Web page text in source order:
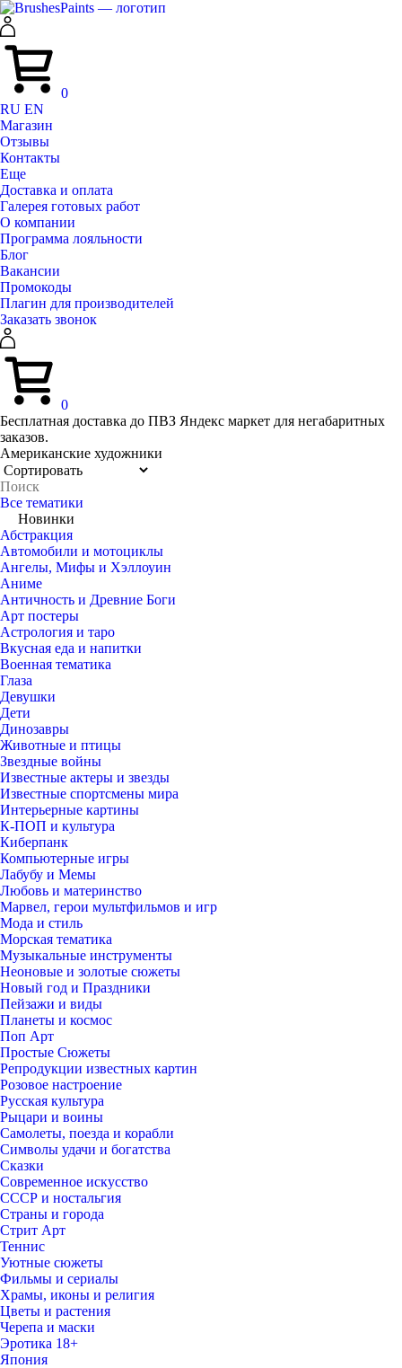
0
RU EN
Магазин
Отзывы
Контакты
Еще
Доставка и оплата
Галерея готовых работ
О компании
Программа лояльности
Блог
Вакансии
Промокоды
Плагин для производителей
Заказать звонок
0
Бесплатная доставка до ПВЗ Яндекс маркет для негабаритных
заказов.
Американские художники
Все тематики
Новинки
Абстракция
Автомобили и мотоциклы
Ангелы, Мифы и Хэллоуин
Аниме
Античность и Древние Боги
Арт постеры
Астрология и таро
Вкусная еда и напитки
Военная тематика
Глаза
Девушки
Дети
Динозавры
Животные и птицы
Звездные войны
Известные актеры и звезды
Известные спортсмены мира
Интерьерные картины
К-ПОП и культура
Киберпанк
Компьютерные игры
Лабубу и Мемы
Любовь и материнство
Марвел, герои мультфильмов и игр
Мода и стиль
Морская тематика
Музыкальные инструменты
Неоновые и золотые сюжеты
Новый год и Праздники
Пейзажи и виды
Планеты и космос
Поп Арт
Простые Сюжеты
Репродукции известных картин
Розовое настроение
Русская культура
Рыцари и воины
Самолеты, поезда и корабли
Символы удачи и богатства
Сказки
Современное искусство
СССР и ностальгия
Страны и города
Стрит Арт
Теннис
Уютные сюжеты
Фильмы и сериалы
Храмы, иконы и религия
Цветы и растения
Черепа и маски
Эротика 18+
Япония